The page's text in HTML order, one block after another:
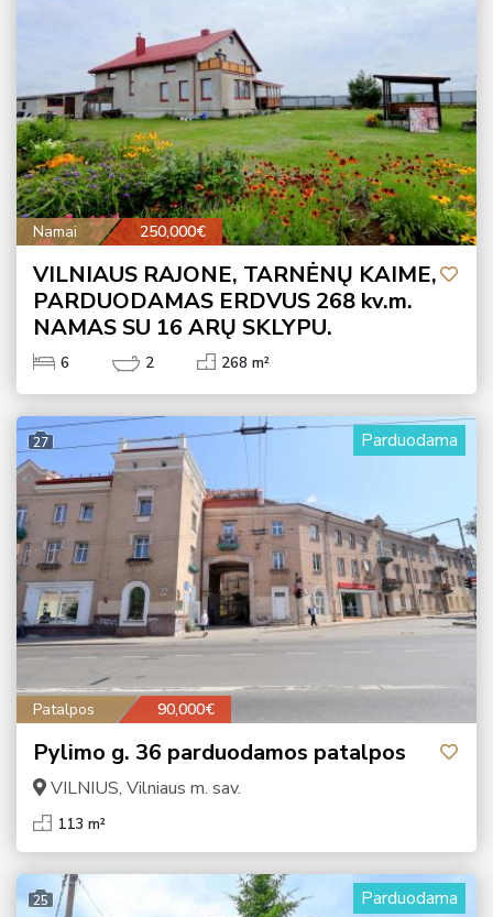
Namai 250,000€
VILNIAUS RAJONE, TARNĖNŲ KAIME,
PARDUODAMAS ERDVUS 268 kv.m.
NAMAS SU 16 ARŲ SKLYPU.
6 2 268 m²
27 Parduodama
Patalpos 90,000€
Pylimo g. 36 parduodamos patalpos
VILNIUS, Vilniaus m. sav.
113 m²
25 Parduodama